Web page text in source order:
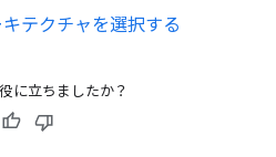
テクチャを選択する
に立ちましたか？